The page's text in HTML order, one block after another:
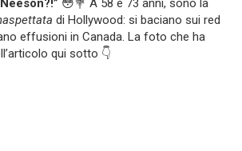
😳💐 A 58 e 73 anni, sono la
di Hollywood: si baciano sui red
effusioni in Canada. La foto che ha
qui sotto 👇